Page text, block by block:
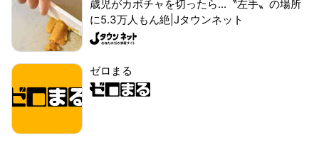
歳児がカボチャを切ったら...〝左手〟の場所
に5.3万人もん絶|Jタウンネット
ゼロまる